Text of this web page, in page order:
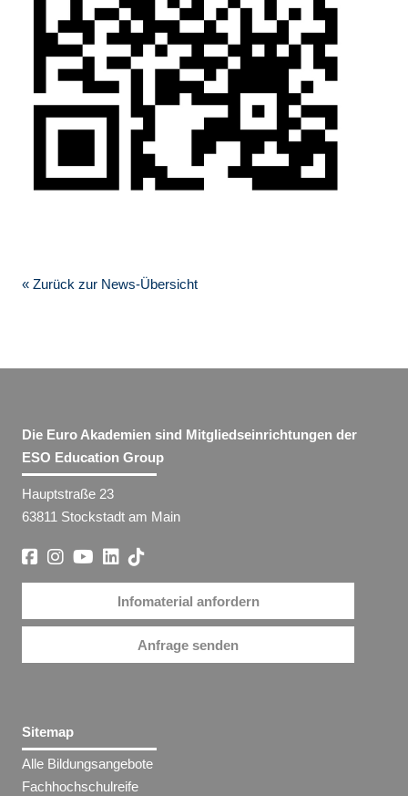
« Zurück zur News-Übersicht
Die Euro Akademien sind Mitgliedseinrichtungen der
ESO Education Group
Hauptstraße 23
63811 Stockstadt am Main
Infomaterial anfordern
Anfrage senden
Sitemap
Alle Bildungsangebote
Fachhochschulreife